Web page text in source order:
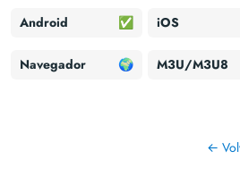
Android ✅ iOS
Navegador 🌍 M3U/M3U8
←